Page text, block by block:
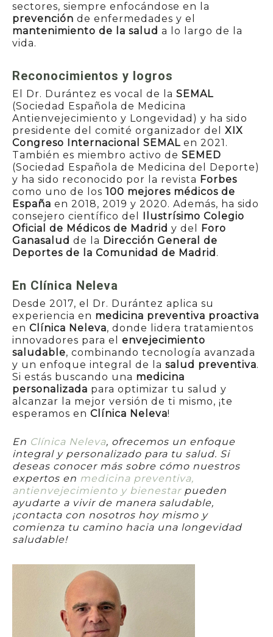
SOLICITA MÁS
INFORMACIÓN
Nombre*
Dirección de correo electrónico*
Número de teléfono*
Spain
+34
Mensaje
Consentimiento*
Sí, estoy de acuerdo con laPolítica de Privacidady
Aviso Legal
Enviar mensaje
sectores, siempre enfocándose en la
prevención de enfermedades y el
mantenimiento de la salud a lo largo de la
vida.
Reconocimientos y logros
El Dr. Durántez es vocal de la SEMAL
(Sociedad Española de Medicina
Antienvejecimiento y Longevidad) y ha sido
presidente del comité organizador del XIX
Congreso Internacional SEMAL en 2021.
También es miembro activo de SEMED
(Sociedad Española de Medicina del Deporte)
y ha sido reconocido por la revista Forbes
como uno de los 100 mejores médicos de
España en 2018, 2019 y 2020. Además, ha sido
consejero científico del
Ilustrísimo Colegio
Oficial de Médicos de Madrid y del
Foro
Ganasalud de la Dirección General de
Deportes de la Comunidad de Madrid.
En Clínica Neleva
Desde 2017, el Dr. Durántez aplica su
experiencia en medicina preventiva proactiva
en Clínica Neleva, donde lidera tratamientos
innovadores para el envejecimiento
saludable, combinando tecnología avanzada
y un enfoque integral de la salud preventiva.
Si estás buscando una medicina
personalizada para optimizar tu salud y
alcanzar la mejor versión de ti mismo, ¡te
esperamos en Clínica Neleva!
En Clínica Neleva, ofrecemos un enfoque
integral y personalizado para tu salud. Si
deseas conocer más sobre cómo nuestros
expertos en medicina preventiva,
antienvejecimiento y bienestarpueden
ayudarte a vivir de manera saludable,
¡contacta con nosotros hoy mismo y
comienza tu camino hacia una longevidad
saludable!